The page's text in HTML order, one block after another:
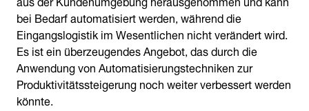
bei Bedarf automatisiert werden, während die
Eingangslogistik im Wesentlichen nicht verändert wird.
Es ist ein überzeugendes Angebot, das durch die
Anwendung von Automatisierungstechniken zur
Produktivitätssteigerung noch weiter verbessert werden
könnte.